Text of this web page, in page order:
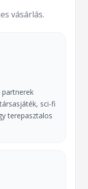
vásárlás.
sci-fi
terepasztalos